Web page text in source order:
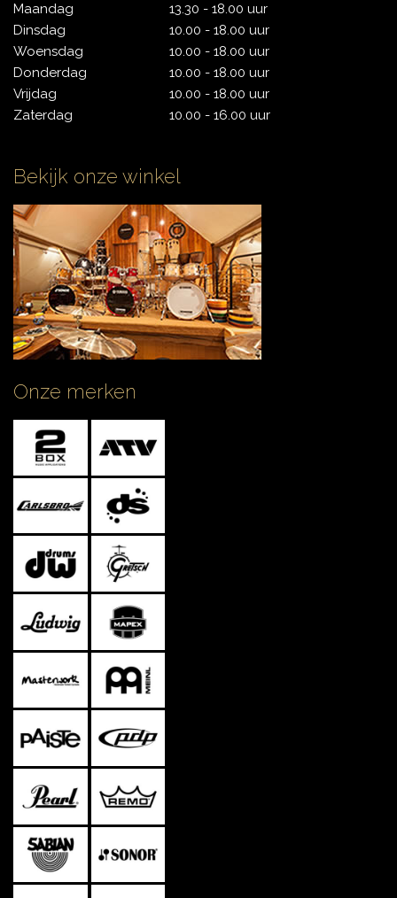
Maandag
Dinsdag
Woensdag
Donderdag
Vrijdag
Zaterdag
13.30 - 18.00 uur
10.00 - 18.00 uur
10.00 - 18.00 uur
10.00 - 18.00 uur
10.00 - 18.00 uur
10.00 - 16.00 uur
Bekijk onze winkel
Onze merken